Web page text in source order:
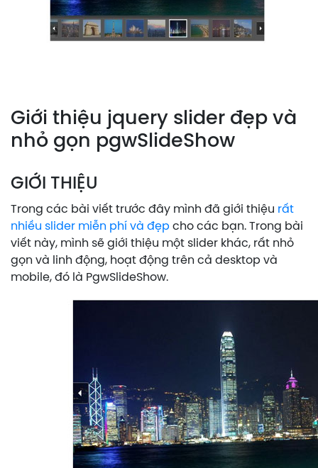
Giới thiệu jquery slider đẹp và
nhỏ gọn pgwSlideShow
GIỚI THIỆU
Trong các bài viết trước đây mình đã giới thiệu rất
nhiều slider miễn phí và đẹp cho các bạn. Trong bài
viết này, mình sẽ giới thiệu một slider khác, rất nhỏ
gọn và linh động, hoạt động trên cả desktop và
mobile, đó là PgwSlideShow.